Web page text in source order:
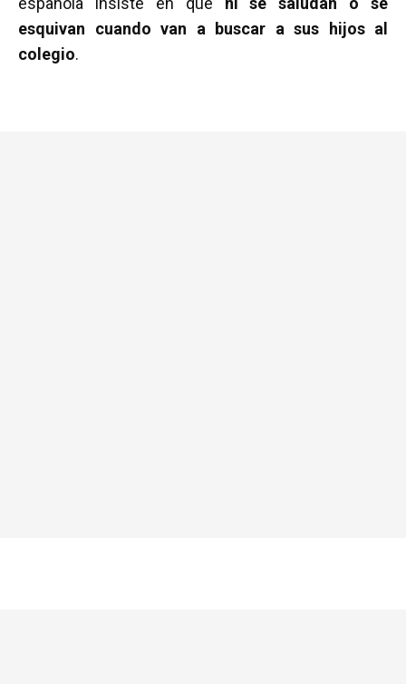
esquivan cuando van a buscar a sus hijos al
colegio.